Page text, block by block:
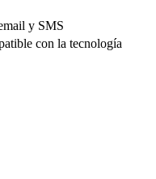
y SMS
con la tecnología